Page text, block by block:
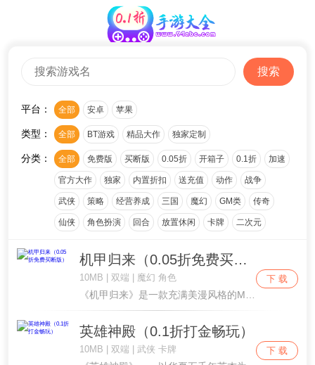
搜索
平台： 全部 安卓 苹果
类型： 全部 BT游戏 精品大作 独家定制
分类： 全部 免费版 买断版 0.05折 开箱子 0.1折 加速
官方大作 独家 内置折扣 送充值 动作 战争
武侠 策略 经营养成 三国 魔幻 GM类 传奇
仙侠 角色扮演 回合 放置休闲 卡牌 二次元
机甲归来（0.05折免费买断版）
10MB | 双端 | 魔幻 角色 下 载
英雄神殿（0.1折打金畅玩）
10MB | 双端 | 武侠 卡牌 下 载